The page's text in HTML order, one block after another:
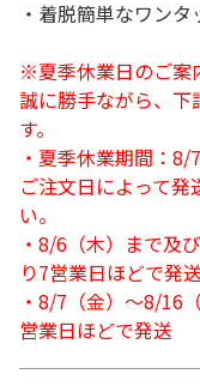
・着脱簡単なワンタ
※夏季休業日のご
誠に勝手ながら、下
す。
・夏季休業期間：8/
ご注文日によって
い。
・8/6（木）まで及
り7営業日ほどで発送
・8/7（金）～8/16
営業日ほどで発送